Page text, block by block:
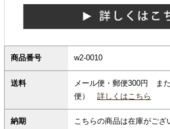
商品番号 w2-0010
送料
メール便・郵便300円 ま
便）
詳しくはこちら
納期
こちらの商品は在庫がござ